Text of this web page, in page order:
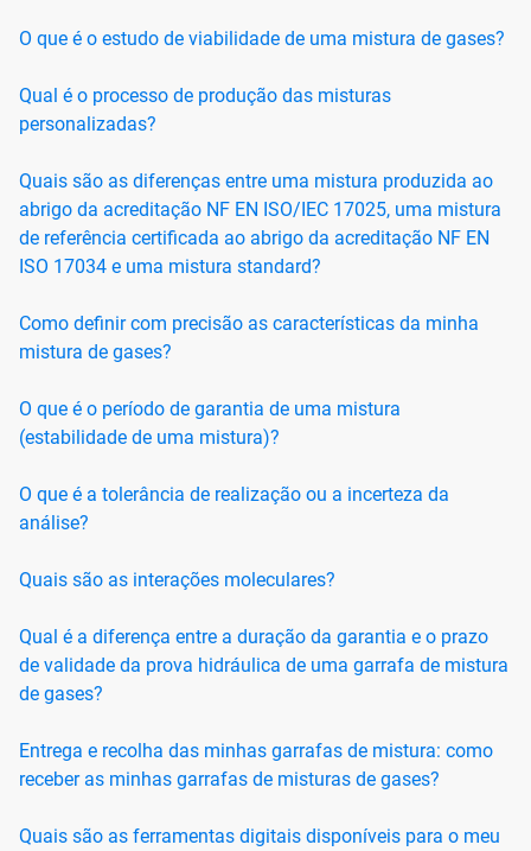
O que é o estudo de viabilidade de uma mistura de gases?
Qual é o processo de produção das misturas
personalizadas?
Quais são as diferenças entre uma mistura produzida ao
abrigo da acreditação NF EN ISO/IEC 17025, uma mistura
de referência certificada ao abrigo da acreditação NF EN
ISO 17034 e uma mistura standard?
Como definir com precisão as características da minha
mistura de gases?
O que é o período de garantia de uma mistura
(estabilidade de uma mistura)?
O que é a tolerância de realização ou a incerteza da
análise?
Quais são as interações moleculares?
Qual é a diferença entre a duração da garantia e o prazo
de validade da prova hidráulica de uma garrafa de mistura
de gases?
Entrega e recolha das minhas garrafas de mistura: como
receber as minhas garrafas de misturas de gases?
Quais são as ferramentas digitais disponíveis para o meu